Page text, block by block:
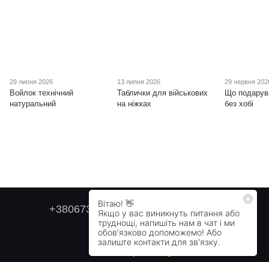
29 липня 2026
Войлок технічний
натуральний
13 липня 2026
Таблички для військових
на ніжках
29 червня
Що
без хобі
+380673179749 +380505478711
Контактна інформація